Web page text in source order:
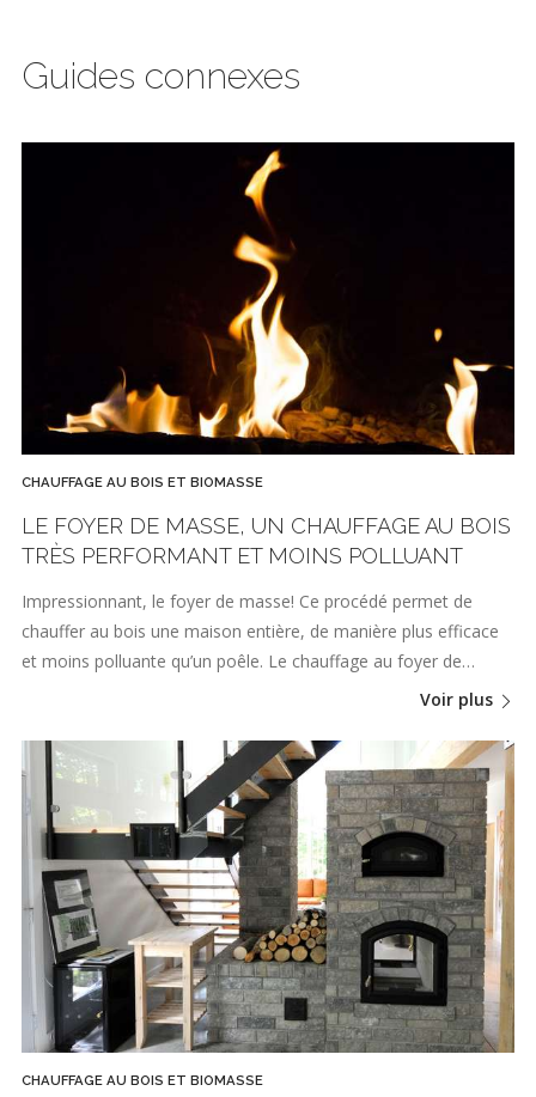
Guides connexes
CHAUFFAGE AU BOIS ET BIOMASSE
LE FOYER DE MASSE, UN CHAUFFAGE AU BOIS
TRÈS PERFORMANT ET MOINS POLLUANT
Impressionnant, le foyer de masse! Ce procédé permet de
chauffer au bois une maison entière, de manière plus efficace
et moins polluante qu’un poêle. Le chauffage au foyer de…
Voir plus
CHAUFFAGE AU BOIS ET BIOMASSE